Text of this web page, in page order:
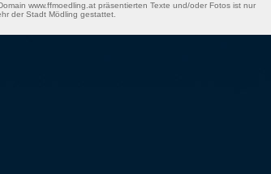
www.ffmoedling.at präsentierten Texte und/oder Fotos ist nur
der Stadt Mödling gestattet.